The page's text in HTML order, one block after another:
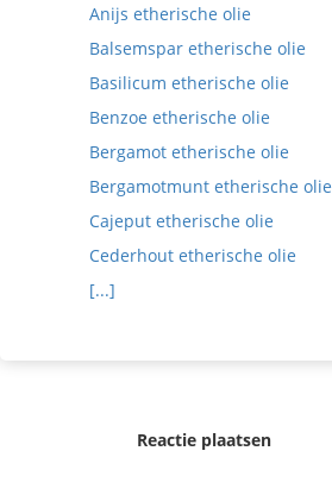
Anijs etherische olie
Balsemspar etherische olie
Basilicum etherische olie
Benzoe etherische olie
Bergamot etherische olie
Bergamotmunt etherische olie
Cajeput etherische olie
Cederhout etherische olie
[...]
Reactie plaatsen